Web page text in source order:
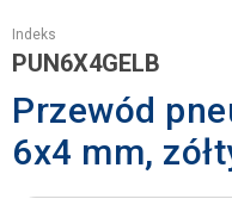
Indeks
PUN6X4GELB
Przewód
6x4 mm,